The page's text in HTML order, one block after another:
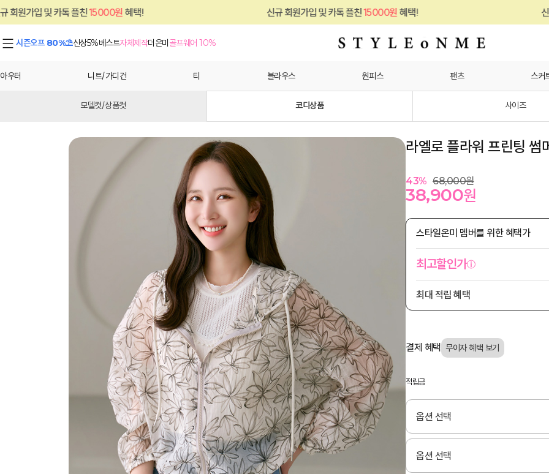
플친15000원혜택! 신규 회원가입 및 카톡 플친15000원혜택! 신규 회원가입 및 카
시즌오프 80%⛱신상5%베스트자체제작더온미골프웨어 10%
아우터 니트/가디건 티 블라우스 원피스 팬츠 스커
모델컷/상품컷 코디상품 사이즈
라엘로 플라워 프린팅 썸
43% 68,000원
38,900원
스타일온미 멤버를 위한 혜택가
최고할인가
최대 적립 혜택
결제 혜택
적립금